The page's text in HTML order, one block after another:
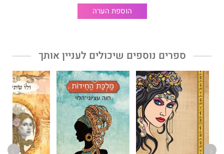
אור בהוצאת אריה ניר.
הוספת הערה
ספרים נוספים שיכולים לעניין אותך